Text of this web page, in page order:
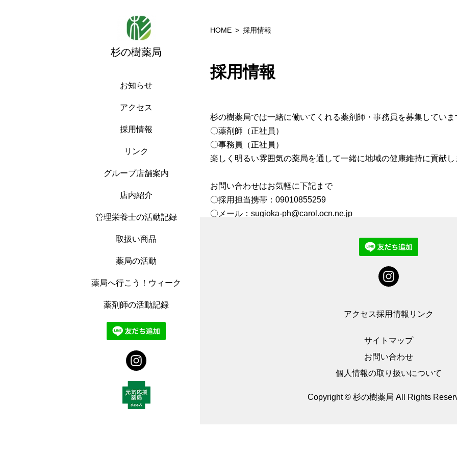
杉の樹薬局
お知らせ
アクセス
採用情報
リンク
グループ店舗案内
店内紹介
管理栄養士の活動記録
取扱い商品
薬局の活動
薬局へ行こう！ウィーク
薬剤師の活動記録
HOME 採用情報
採用情報
杉の樹薬局では一緒に働いてくれる薬剤師・事務員を募集していま
〇薬剤師（正社員）
〇事務員（正社員）
楽しく明るい雰囲気の薬局を通して一緒に地域の健康維持に貢献
お問い合わせはお気軽に下記まで
〇採用担当携帯：09010855259
〇メール：sugioka-ph@carol.ocn.ne.jp
アクセス採用情報 リンク
サイトマップ
お問い合わせ
個人情報の取り扱いについて
Copyright © 杉の樹薬局 All Rights